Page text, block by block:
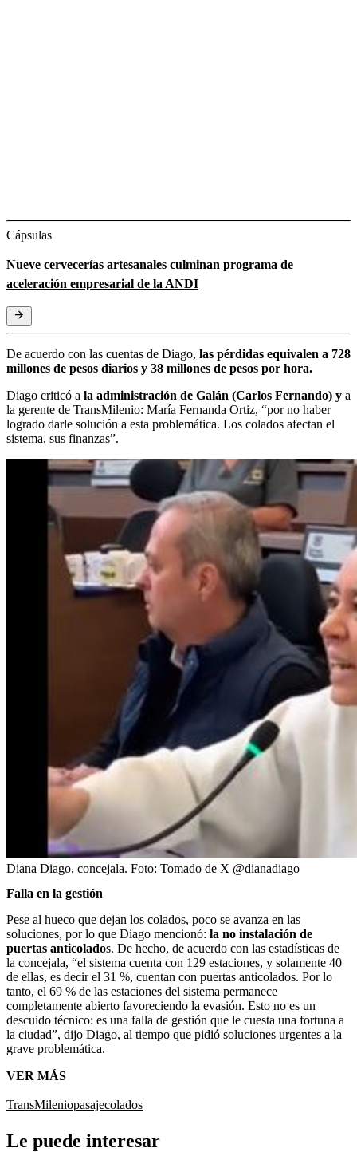
Cápsulas
Nueve cervecerías artesanales culminan programa de
aceleración empresarial de la ANDI
De acuerdo con las cuentas de Diago, las pérdidas equivalen a 728
millones de pesos diarios y 38 millones de pesos por hora.
Diago criticó a la administración de Galán (Carlos Fernando) y a
la gerente de TransMilenio: María Fernanda Ortiz, “por no haber
logrado darle solución a esta problemática. Los colados afectan el
sistema, sus finanzas”.
Diana Diago, concejala. Foto: Tomado de X @dianadiago
Falla en la gestión
Pese al hueco que dejan los colados, poco se avanza en las
soluciones, por lo que Diago mencionó: la no instalación de
puertas anticolados. De hecho, de acuerdo con las estadísticas de
la concejala, “el sistema cuenta con 129 estaciones, y solamente 40
de ellas, es decir el 31 %, cuentan con puertas anticolados. Por lo
tanto, el 69 % de las estaciones del sistema permanece
completamente abierto favoreciendo la evasión. Esto no es un
descuido técnico: es una falla de gestión que le cuesta una fortuna a
la ciudad”, dijo Diago, al tiempo que pidió soluciones urgentes a la
grave problemática.
VER MÁS
TransMileniopasajecolados
Le puede interesar